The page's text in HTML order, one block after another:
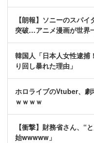
【朗報】ソニーのスパ
突破…アニメ漫画が世界
韓国人「日本人女性逮捕
り回し暴れた理由」
ホロライブのVtuber、劇
ｗｗｗｗ
【衝撃】財務省さん、“
始wwwww」